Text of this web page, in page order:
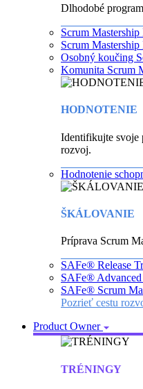
Dlhodobé
Scrum
Scrum
Osobný koučing
Komunita Scrum
HODNOTENIE
Identifikujte svoje
rozvoj.
Hodnotenie
ŠKÁLOVANIE
Príprava Scrum
SAFe® Release
SAFe®
SAFe® Scrum
Pozrieť cestu
Product Owner
TRÉNINGY